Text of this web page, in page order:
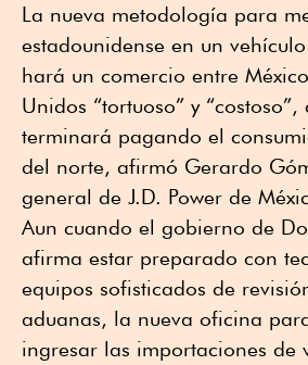
La nueva metodología para
estadounidense en un
hará un comercio entre
Unidos “tortuoso” y
terminará pagando el
del norte, afirmó Gerardo
general de J.D. Power de
Aun cuando el gobierno de
afirma estar preparado con
equipos sofisticados de
aduanas, la nueva oficina
ingresar las importaciones de